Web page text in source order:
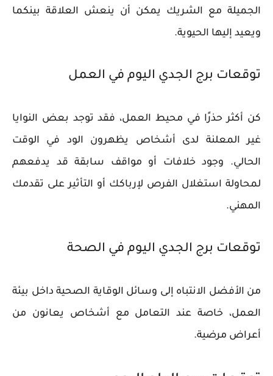
الجميلة مع الشريك يمكن أن ينعش العلاقة بينكما
ويعيد إليها الحيوية.
توقعات برج الجدي اليوم في العمل
كن أكثر حذرًا في محيط العمل، فقد توجد بعض النوايا
غير المعلنة لدى أشخاص يظهرون الود في الوقت
الحالي. وجود خلافات أو مواقف سابقة قد يدفعهم
لمحاولة استغلال الفرص لإرباكك أو التأثير على تقدمك
المهني.
توقعات برج الجدي اليوم في الصحة
من الأفضل الانتباه إلى وسائل الوقاية الصحية داخل بيئة
العمل، خاصة عند التعامل مع أشخاص يعانون من
أعراض مرضية.